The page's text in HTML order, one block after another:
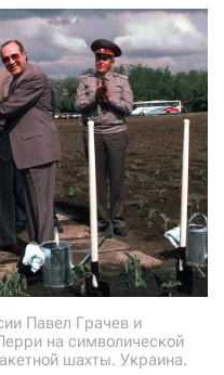
Павел Грачев и
на символической
шахты. Украина.